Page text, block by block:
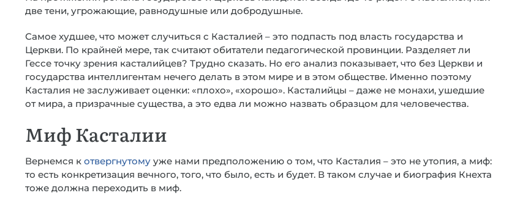
две тени, угрожающие, равнодушные или добродушные.
Самое худшее, что может случиться с Касталией – это подпасть под власть государства и
Церкви. По крайней мере, так считают обитатели педагогической провинции. Разделяет ли
Гессе точку зрения касталийцев? Трудно сказать. Но его анализ показывает, что без Церкви и
государства интеллигентам нечего делать в этом мире и в этом обществе. Именно поэтому
Касталия не заслуживает оценки: «плохо», «хорошо». Касталийцы – даже не монахи, ушедшие
от мира, а призрачные существа, а это едва ли можно назвать образцом для человечества.
Миф Касталии
Вернемся к отвергнутому уже нами предположению о том, что Касталия – это не утопия, а миф:
то есть конкретизация вечного, того, что было, есть и будет. В таком случае и биография Кнехта
тоже должна переходить в миф.